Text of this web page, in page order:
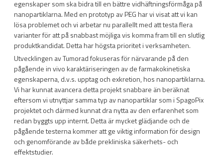
egenskaper som ska bidra till en bättre vidhäftningsförmåga på
nanopartiklarna. Med en prototyp av PEG har vi visat att vi kan
lösa problemet och vi arbetar nu parallellt med att testa flera
varianter för att på snabbast möjliga vis komma fram till en slutlig
produktkandidat. Detta har högsta prioritet i verksamheten.
Utvecklingen av Tumorad fokuseras för närvarande på den
pågående in vivo karaktäriseringen av de farmakokinetiska
egenskaperna, d.v.s. upptag och exkretion, hos nanopartiklarna.
Vi har kunnat avancera detta projekt snabbare än beräknat
eftersom vi utnyttjar samma typ av nanopartiklar som i SpagoPix
projektet och därmed kunnat dra nytta av den erfarenhet som
redan byggts upp internt. Detta är mycket glädjande och de
pågående testerna kommer att ge viktig information för design
och genomförande av både prekliniska säkerhets- och
effektstudier.